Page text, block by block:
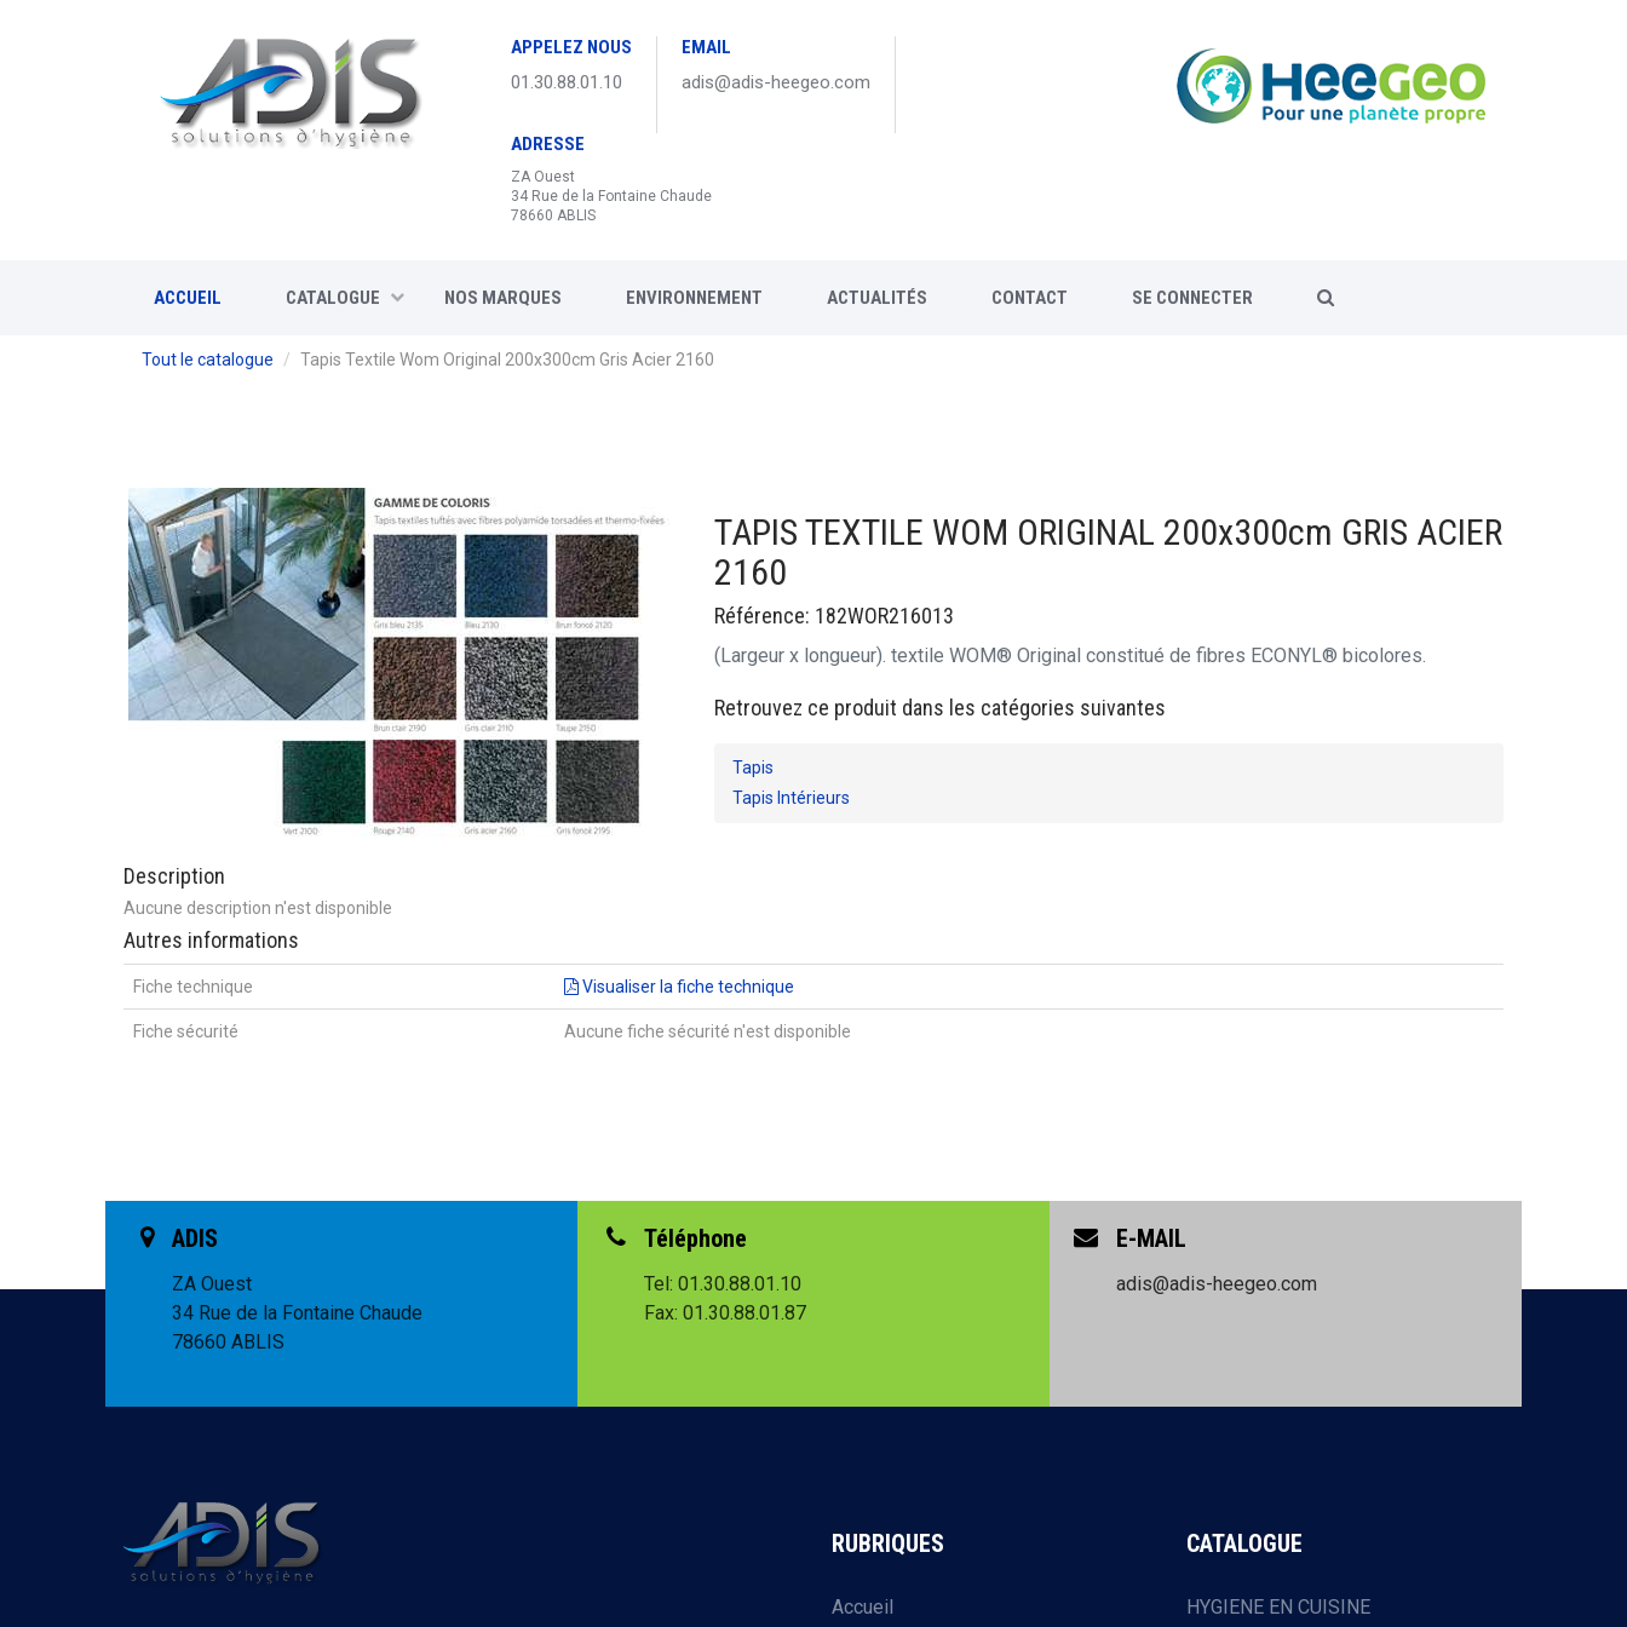
APPELEZ NOUS
01.30.88.01.10
EMAIL
adis@adis-heegeo.com
ADRESSE
ZA Ouest
34 Rue de la Fontaine Chaude
78660 ABLIS
ACCUEIL CATALOGUE NOS MARQUES ENVIRONNEMENT ACTUALITÉS CONTACT SE CONNECTER
Tout le catalogue Tapis Textile Wom Original 200x300cm Gris Acier 2160
TAPIS TEXTILE WOM ORIGINAL 200x300cm GRIS ACIER
2160
Référence: 182WOR216013
(Largeur x longueur). textile WOM® Original constitué de fibres ECONYL® bicolores.
Retrouvez ce produit dans les catégories suivantes
Tapis
Tapis Intérieurs
Description
Aucune description n'est disponible
Autres informations
Fiche technique Visualiser la fiche technique
Fiche sécurité Aucune fiche sécurité n'est disponible
ADIS
ZA Ouest
34 Rue de la Fontaine Chaude
78660 ABLIS
Téléphone
Tel: 01.30.88.01.10
Fax: 01.30.88.01.87
E-MAIL
adis@adis-heegeo.com
RUBRIQUES
Accueil
CATALOGUE
HYGIENE EN CUISINE